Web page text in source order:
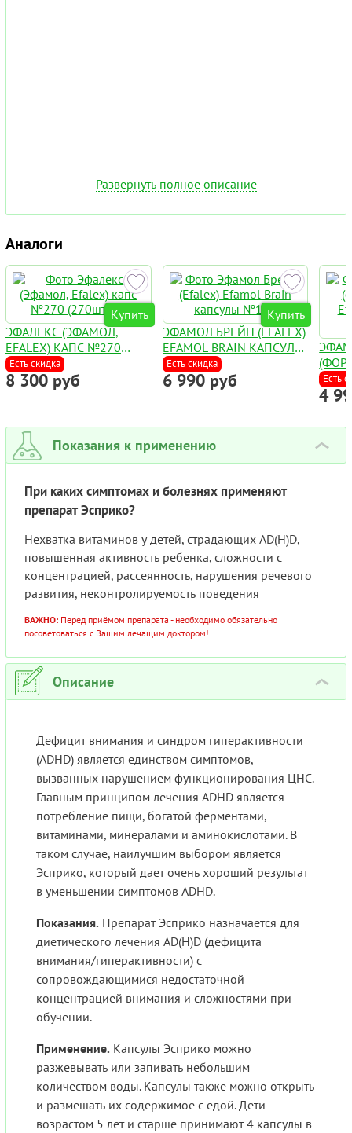
Развернуть полное описание
Аналоги
Купить
ЭФАЛЕКС (ЭФАМОЛ,
EFALEX) КАПС №270
(270ШТ/УП)
Есть скидка
8 300 руб
Купить
ЭФАМОЛ БРЕЙН (EFALEX)
EFAMOL BRAIN КАПСУЛЫ
№120
Есть скидка
6 990 руб Есть
4
Показания к применению ›
При каких симптомах и болезнях применяют
препарат Эсприко?
Нехватка витаминов у детей, страдающих AD(H)D,
повышенная активность ребенка, сложности с
концентрацией, рассеянность, нарушения речевого
развития, неконтролируемость поведения
ВАЖНО: Перед приёмом препарата - необходимо обязательно
посоветоваться с Вашим лечащим доктором!
Описание ›
Дефицит внимания и синдром гиперактивности
(ADHD) является единством симптомов,
вызванных нарушением функционирования ЦНС.
Главным принципом лечения ADHD является
потребление пищи, богатой ферментами,
витаминами, минералами и аминокислотами. В
таком случае, наилучшим выбором является
Эсприко, который дает очень хороший результат
в уменьшении симптомов ADHD.
Показания. Препарат Эсприко назначается для
диетического лечения AD(H)D (дефицита
внимания/гиперактивности) с
сопровождающимися недостаточной
концентрацией внимания и сложностями при
обучении.
Применение. Капсулы Эсприко можно
разжевывать или запивать небольшим
количеством воды. Капсулы также можно открыть
и размешать их содержимое с едой. Дети
возрастом 5 лет и старше принимают 4 капсулы в